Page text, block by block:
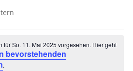
für So. 11. Mai 2025 vorgesehen. Hier geht
bevorstehenden
.